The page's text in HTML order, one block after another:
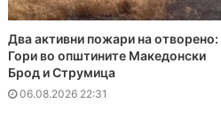
Два активни пожари на отворено:
Гори во општините Македонски
Брод и Струмица
06.08.2026 22:31